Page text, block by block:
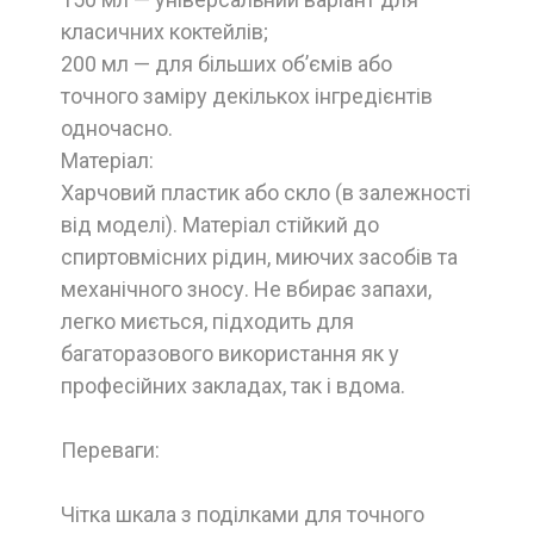
класичних коктейлів;
200 мл — для більших об’ємів або
точного заміру декількох інгредієнтів
одночасно.
Матеріал:
Харчовий пластик або скло (в залежності
від моделі). Матеріал стійкий до
спиртовмісних рідин, миючих засобів та
механічного зносу. Не вбирає запахи,
легко миється, підходить для
багаторазового використання як у
професійних закладах, так і вдома.
Переваги:
Чітка шкала з поділками для точного